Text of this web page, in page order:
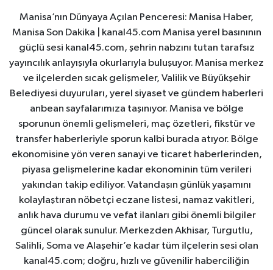
Manisa’nın Dünyaya Açılan Penceresi: Manisa Haber,
Manisa Son Dakika | kanal45.com Manisa yerel basınının
güçlü sesi kanal45.com, şehrin nabzını tutan tarafsız
yayıncılık anlayışıyla okurlarıyla buluşuyor. Manisa merkez
ve ilçelerden sıcak gelişmeler, Valilik ve Büyükşehir
Belediyesi duyuruları, yerel siyaset ve gündem haberleri
anbean sayfalarımıza taşınıyor. Manisa ve bölge
sporunun önemli gelişmeleri, maç özetleri, fikstür ve
transfer haberleriyle sporun kalbi burada atıyor. Bölge
ekonomisine yön veren sanayi ve ticaret haberlerinden,
piyasa gelişmelerine kadar ekonominin tüm verileri
yakından takip ediliyor. Vatandaşın günlük yaşamını
kolaylaştıran nöbetçi eczane listesi, namaz vakitleri,
anlık hava durumu ve vefat ilanları gibi önemli bilgiler
güncel olarak sunulur. Merkezden Akhisar, Turgutlu,
Salihli, Soma ve Alaşehir’e kadar tüm ilçelerin sesi olan
kanal45.com; doğru, hızlı ve güvenilir haberciliğin